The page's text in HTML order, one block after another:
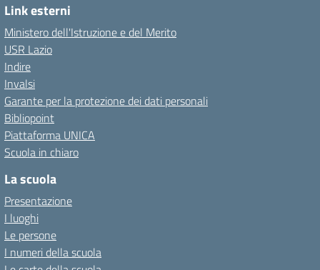
Link esterni
Ministero dell'Istruzione e del Merito
USR Lazio
Indire
Invalsi
Garante per la protezione dei dati personali
Bibliopoint
Piattaforma UNICA
Scuola in chiaro
La scuola
Presentazione
I luoghi
Le persone
I numeri della scuola